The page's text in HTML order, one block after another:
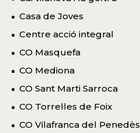
Casa de Joves
Centre acció integral
CO Masquefa
CO Mediona
CO Sant Marti Sarroca
CO Torrelles de Foix
CO Vilafranca del Penedès